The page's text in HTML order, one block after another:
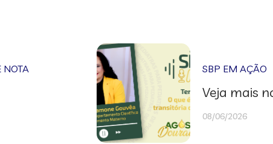
NOTA SBP EM AÇÃO
Veja mais
08/06/2026